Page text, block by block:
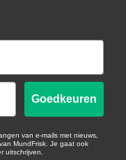
Goedkeuren
van e-mails met nieuws,
MundFrisk. Je gaat ook
uitschrijven.